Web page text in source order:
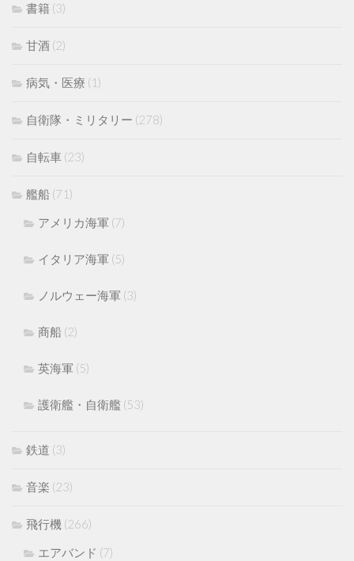
書籍 (3)
甘酒 (2)
病気・医療 (1)
自衛隊・ミリタリー (278)
自転車 (23)
艦船 (71)
アメリカ海軍 (7)
イタリア海軍 (5)
ノルウェー海軍 (3)
商船 (2)
英海軍 (5)
護衛艦・自衛艦 (53)
鉄道 (3)
音楽 (23)
飛行機 (266)
エアバンド (7)